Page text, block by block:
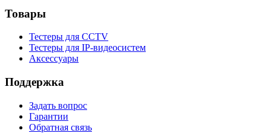
Товары
Тестеры для CCTV
Тестеры для IP-видеосистем
Аксессуары
Поддержка
Задать вопрос
Гарантии
Обратная связь